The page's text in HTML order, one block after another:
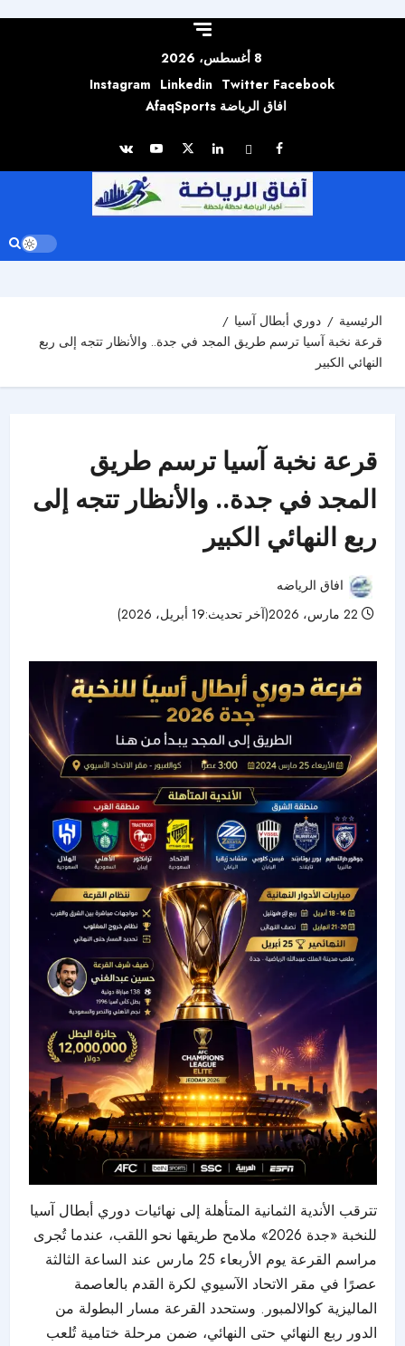
8 أغسطس، 2026
Facebook
Twitter
Linkedin
Instagram
افاق الرياضة AfaqSports
الرئيسية
دوري أبطال آسيا
قرعة نخبة آسيا ترسم طريق المجد في جدة.. والأنظار تتجه إلى ربع
النهائي الكبير
قرعة نخبة آسيا ترسم طريق
المجد في جدة.. والأنظار تتجه إلى
ربع النهائي الكبير
افاق الرياضه
تترقب الأندية الثمانية المتأهلة إلى نهائيات دوري أبطال آسيا
للنخبة «جدة 2026» ملامح طريقها نحو اللقب، عندما تُجرى
مراسم القرعة يوم الأربعاء 25 مارس عند الساعة الثالثة
عصرًا في مقر الاتحاد الآسيوي لكرة القدم بالعاصمة
الماليزية كوالالمبور. وستحدد القرعة مسار البطولة من
الدور ربع النهائي حتى النهائي، ضمن مرحلة ختامية تُلعب